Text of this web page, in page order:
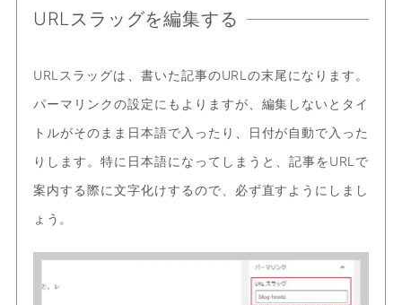
URLスラッグを編集する
URLスラッグは、書いた記事のURLの末尾になります。
パーマリンクの設定にもよりますが、編集しないとタイ
トルがそのまま日本語で入ったり、日付が自動で入った
りします。特に日本語になってしまうと、記事をURLで
案内する際に文字化けするので、必ず直すようにしまし
ょう。